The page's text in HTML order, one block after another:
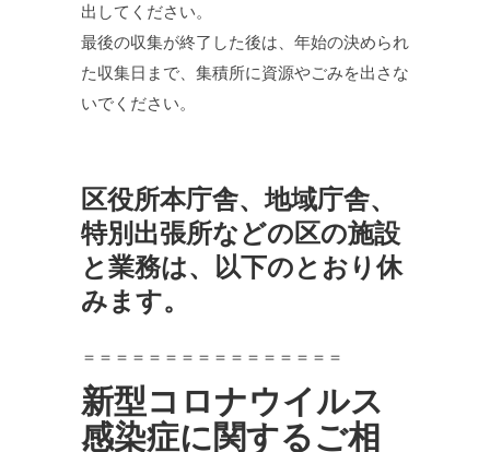
出してください。
最後の収集が終了した後は、年始の決められ
た収集日まで、集積所に資源やごみを出さな
いでください。
区役所本庁舎、地域庁舎、
特別出張所などの区の施設
と業務は、以下のとおり休
みます。
＝＝＝＝＝＝＝＝＝＝＝＝＝＝＝＝
新型コロナウイルス
感染症に関するご相